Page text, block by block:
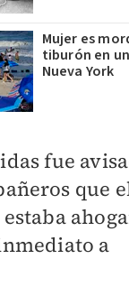
Mujer es
tiburón en
Nueva York
fue
que
estaba
a